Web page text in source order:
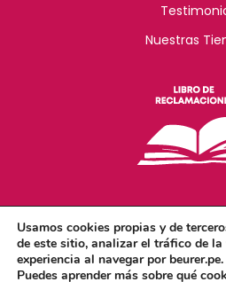
Nuestras
Copyright - Beurer Perú 2026
Usamos cookies propias y de
de este sitio, analizar el tráfico de
experiencia al navegar por beurer.pe.
Puedes aprender más sobre qué